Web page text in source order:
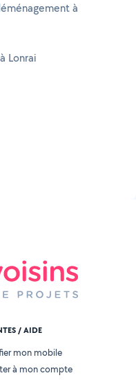
à
Lonrai
/ AIDE
mon mobile
à mon compte